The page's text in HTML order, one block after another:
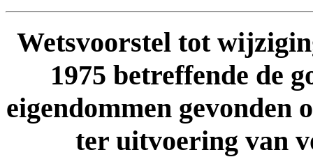
Wetsvoorstel tot
1975 betreffende de
eigendommen gevonden
ter uitvoering van